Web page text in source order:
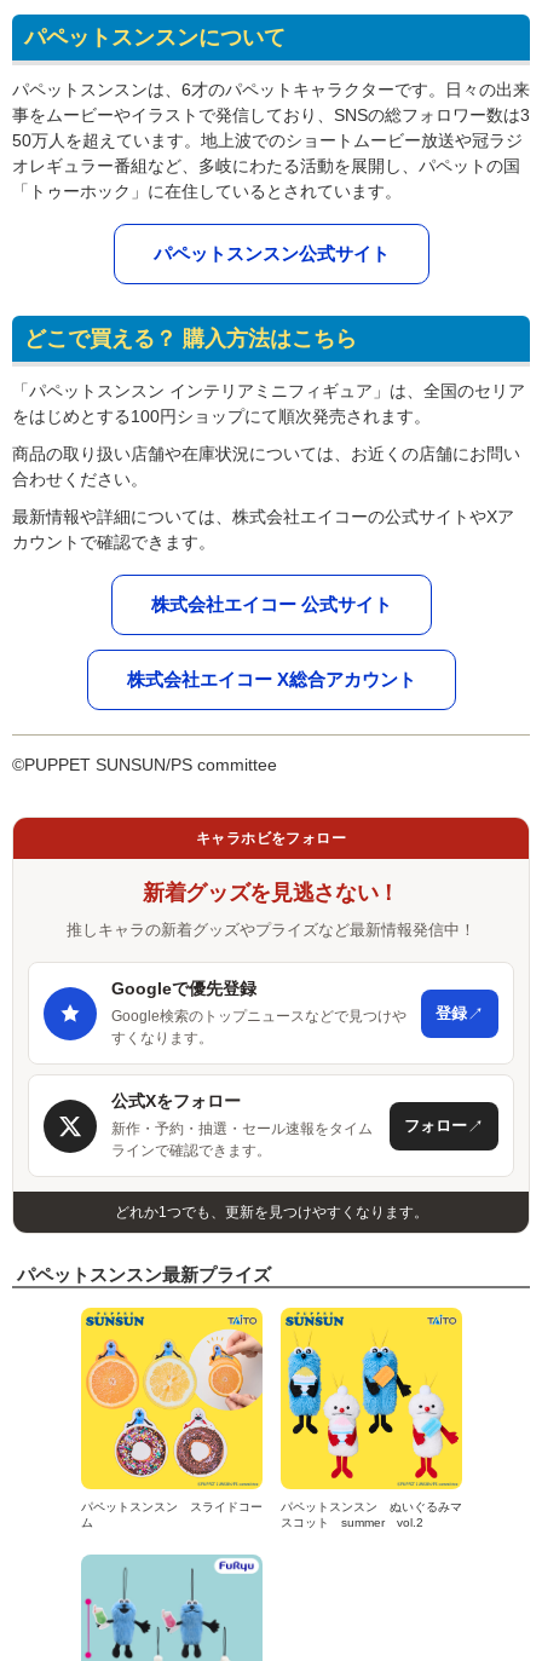
パペットスンスンについて
パペットスンスンは、6才のパペットキャラクターです。日々の出来
事をムービーやイラストで発信しており、SNSの総フォロワー数は3
50万人を超えています。地上波でのショートムービー放送や冠ラジ
オレギュラー番組など、多岐にわたる活動を展開し、パペットの国
「トゥーホック」に在住しているとされています。
パペットスンスン公式サイト
どこで買える？ 購入方法はこちら
「パペットスンスン インテリアミニフィギュア」は、全国のセリア
をはじめとする100円ショップにて順次発売されます。
商品の取り扱い店舗や在庫状況については、お近くの店舗にお問い
合わせください。
最新情報や詳細については、株式会社エイコーの公式サイトやXア
カウントで確認できます。
株式会社エイコー 公式サイト
株式会社エイコー X総合アカウント
©PUPPET SUNSUN/PS committee
キャラホビをフォロー
新着グッズを見逃さない！
推しキャラの新着グッズやプライズなど最新情報発信中！
Googleで優先登録
Google検索のトップニュースなどで見つけや
すくなります。
登録↗
公式Xをフォロー
新作・予約・抽選・セール速報をタイム
ラインで確認できます。
フォロー↗
どれか1つでも、更新を見つけやすくなります。
パペットスンスン最新プライズ
パペットスンスン スライドコー
ム
パペットスンスン ぬいぐるみマ
スコット summer vol.2